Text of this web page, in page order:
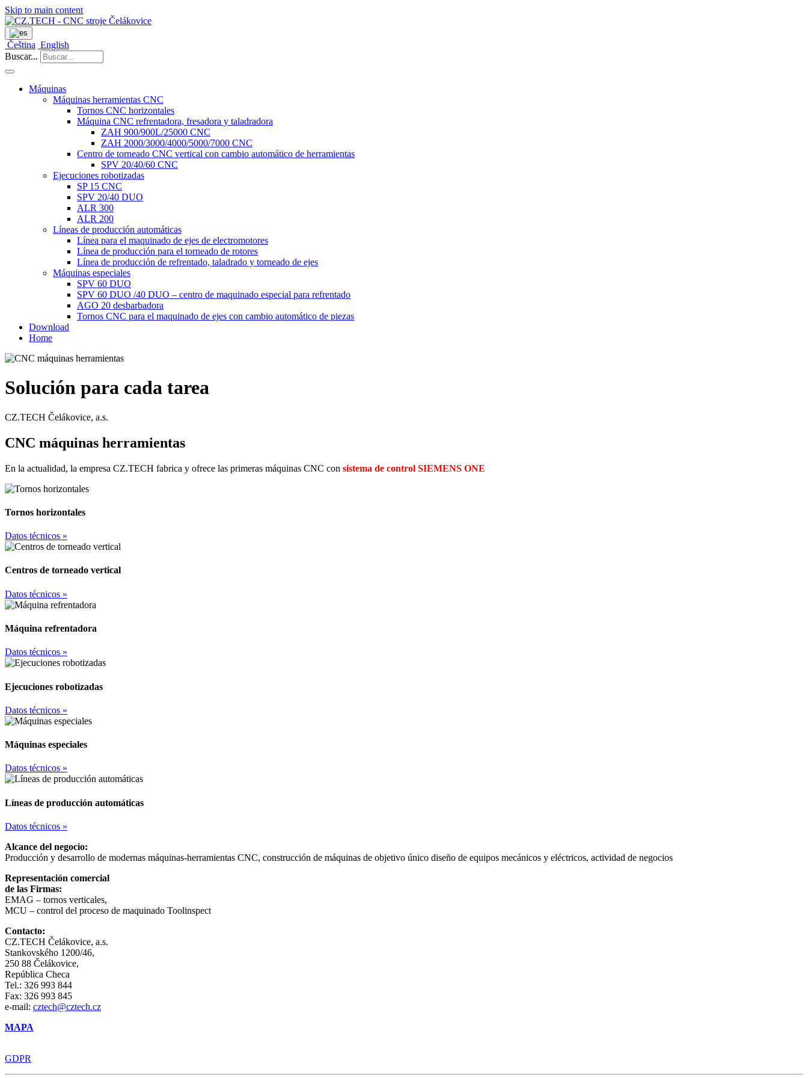
Skip to main content
Čeština English
Buscar...
Máquinas
Máquinas herramientas CNC
Tornos CNC horizontales
Máquina CNC refrentadora, fresadora y taladradora
ZAH 900/900L/25000 CNC
ZAH 2000/3000/4000/5000/7000 CNC
Centro de torneado CNC vertical con cambio automático de herramientas
SPV 20/40/60 CNC
Ejecuciones robotizadas
SP 15 CNC
SPV 20/40 DUO
ALR 300
ALR 200
Líneas de producción automáticas
Línea para el maquinado de ejes de electromotores
Línea de producción para el torneado de rotores
Línea de producción de refrentado, taladrado y torneado de ejes
Máquinas especiales
SPV 60 DUO
SPV 60 DUO /40 DUO – centro de maquinado especial para refrentado
AGO 20 desbarbadora
Tornos CNC para el maquinado de ejes con cambio automático de piezas
Download
Home
Solución para cada tarea
CZ.TECH Čelákovice, a.s.
CNC máquinas herramientas
En la actualidad, la empresa CZ.TECH fabrica y ofrece las primeras máquinas CNC con sistema de control SIEMENS ONE
Tornos horizontales
Datos técnicos »
Centros de torneado vertical
Datos técnicos »
Máquina refrentadora
Datos técnicos »
Ejecuciones robotizadas
Datos técnicos »
Máquinas especiales
Datos técnicos »
Líneas de producción automáticas
Datos técnicos »
Alcance del negocio:
Producción y desarrollo de modernas máquinas-herramientas CNC, construcción de máquinas de objetivo único diseño de equipos mecánicos y eléctricos, actividad de negocios
Representación comercial
de las Firmas:
EMAG – tornos verticales,
MCU – control del proceso de maquinado Toolinspect
Contacto:
CZ.TECH Čelákovice, a.s.
Stankovského 1200/46,
250 88 Čelákovice,
República Checa
Tel.: 326 993 844
Fax: 326 993 845
e-mail: cztech@cztech.cz
MAPA
GDPR